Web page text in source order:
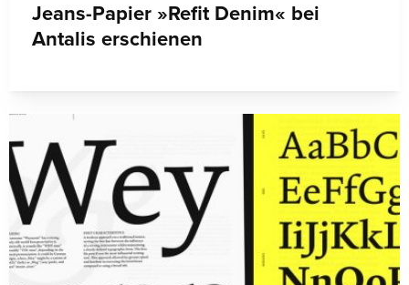
Jeans-Papier »Refit Denim« bei
Antalis erschienen